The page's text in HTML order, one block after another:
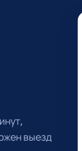
выезд